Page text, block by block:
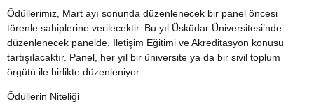
Ödüllerimiz, Mart ayı sonunda düzenlenecek bir panel öncesi
törenle sahiplerine verilecektir. Bu yıl Üsküdar Üniversitesi’nde
düzenlenecek panelde, İletişim Eğitimi ve Akreditasyon konusu
tartışılacaktır. Panel, her yıl bir üniversite ya da bir sivil toplum
örgütü ile birlikte düzenleniyor.
Ödüllerin Niteliği